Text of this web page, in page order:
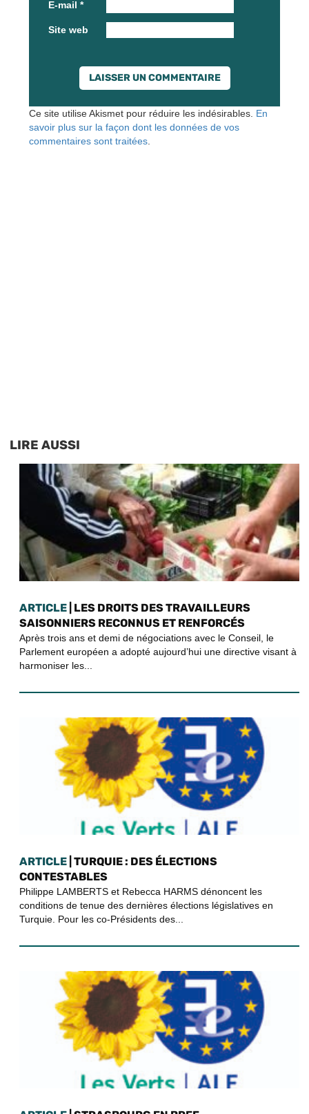
E-mail *
Site web
Ce site utilise Akismet pour réduire les indésirables. En
savoir plus sur la façon dont les données de vos
commentaires sont traitées
LIRE AUSSI
ARTICLE | LES DROITS DES TRAVAILLEURS
SAISONNIERS RECONNUS ET RENFORCÉS
Après trois ans et demi de négociations avec le Conseil, le
Parlement européen a adopté aujourd’hui une directive visant à
harmoniser les...
ARTICLE | TURQUIE : DES ÉLECTIONS
CONTESTABLES
Philippe LAMBERTS et Rebecca HARMS dénoncent les
conditions de tenue des dernières élections législatives en
Turquie. Pour les co-Présidents des...